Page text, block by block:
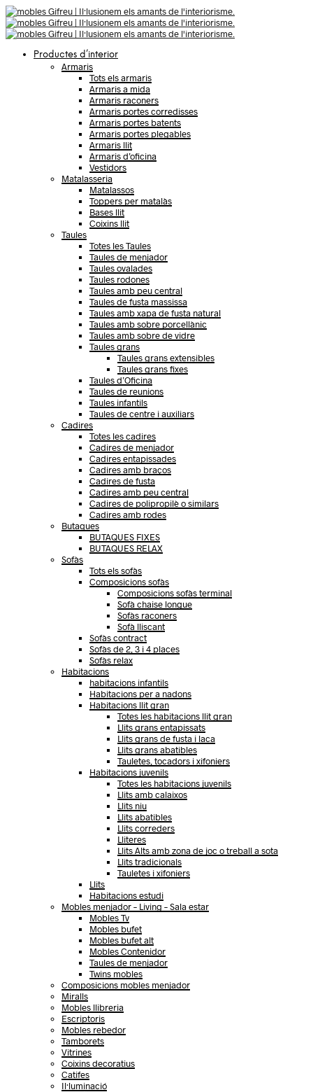
Productes d’interior
Armaris
Tots els armaris
Armaris a mida
Armaris raconers
Armaris portes corredisses
Armaris portes batents
Armaris portes plegables
Armaris llit
Armaris d’oficina
Vestidors
Matalasseria
Matalassos
Toppers per matalàs
Bases llit
Coixins llit
Taules
Totes les Taules
Taules de menjador
Taules ovalades
Taules rodones
Taules amb peu central
Taules de fusta massissa
Taules amb xapa de fusta natural
Taules amb sobre porcellànic
Taules amb sobre de vidre
Taules grans
Taules grans extensibles
Taules grans fixes
Taules d’Oficina
Taules de reunions
Taules infantils
Taules de centre i auxiliars
Cadires
Totes les cadires
Cadires de menjador
Cadires entapissades
Cadires amb braços
Cadires de fusta
Cadires amb peu central
Cadires de polipropilè o similars
Cadires amb rodes
Butaques
BUTAQUES FIXES
BUTAQUES RELAX
Sofàs
Tots els sofàs
Composicions sofàs
Composicions sofàs terminal
Sofà chaise longue
Sofàs raconers
Sofà lliscant
Sofàs contract
Sofàs de 2, 3 i 4 places
Sofàs relax
Habitacions
habitacions infantils
Habitacions per a nadons
Habitacions llit gran
Totes les habitacions llit gran
Llits grans entapissats
Llits grans de fusta i laca
Llits grans abatibles
Tauletes, tocadors i xifoniers
Habitacions juvenils
Totes les habitacions juvenils
Llits amb calaixos
Llits niu
Llits abatibles
Llits correders
Lliteres
Llits Alts amb zona de joc o treball a sota
Llits tradicionals
Tauletes i xifoniers
Llits
Habitacions estudi
Mobles menjador – Living – Sala estar
Mobles Tv
Mobles bufet
Mobles bufet alt
Mobles Contenidor
Taules de menjador
Twins mobles
Composicions mobles menjador
Miralls
Mobles llibreria
Escriptoris
Mobles rebedor
Tamborets
Vitrines
Coixins decoratius
Catifes
Il·luminació